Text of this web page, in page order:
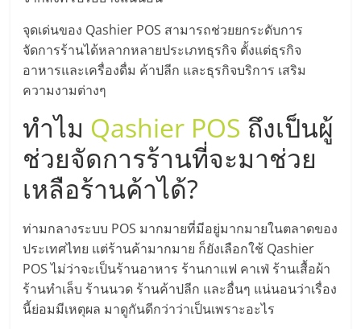
ปรึกษา
แฟ
รน
ไชส์,
รวม
แฟ
รน
จุดเด่นของ Qashier POS สามารถช่วยยกระดับการ
จัดการร้านได้หลากหลายประเภทธุรกิจ ตั้งแต่ธุรกิจ
อาหารและเครื่องดื่ม ค้าปลีก และธุรกิจบริการ เสริม
ความงามต่างๆ
ทำไม Qashier POS ถึงเป็นผู้
ช่วยจัดการร้านที่จะมาช่วย
เหลือร้านค้าได้?
ท่ามกลางระบบ POS มากมายที่มีอยู่มากมายในตลาดของ
ประเทศไทย แต่ร้านค้ามากมาย ก็ยังเลือกใช้ Qashier
POS ไม่ว่าจะเป็นร้านอาหาร ร้านกาแฟ คาเฟ่ ร้านเสื้อผ้า
ร้านทำเล็บ ร้านนวด ร้านค้าปลีก และอื่นๆ แน่นอนว่าเรื่อง
นี้ย่อมมีเหตุผล มาดูกันดีกว่าว่าเป็นเพราะอะไร